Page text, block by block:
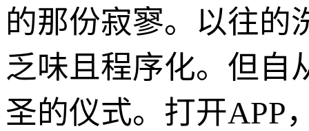
的那份寂寥。以往的
乏味且程序化。但自
圣的仪式。打开APP